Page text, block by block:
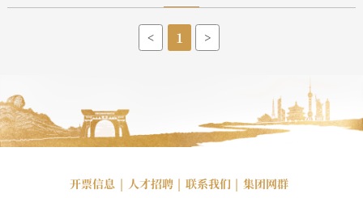
< 1 >
开票信息 | 人才招聘 | 联系我们 | 集团网群